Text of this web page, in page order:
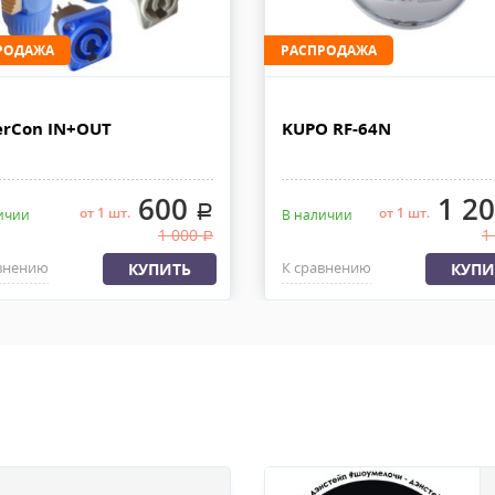
из офиса или со склада
При наличии товара на
дней с момента 100%
груза с офиса или со склада.
IN+OUT
от 1 шт. 600 .
1 000.
КУПИТЬ
РАСПРОДАЖА
KUPO RF-64N
В наличии от 1 шт.1
1
К сравнению